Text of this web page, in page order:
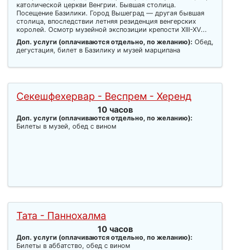
католической церкви Венгрии. Бывшая столица.
Посещение Базилики. Город Вышеград — другая бывшая
столица, впоследствии летняя резиденция венгерских
королей. Осмотр музейной экспозиции крепости XIII-XV...
Доп. услуги (оплачиваются отдельно, по желанию): Обед,
дегустация, билет в Базилику и музей марципана
Секешфехервар - Веспрем - Херенд
10 часов
Доп. услуги (оплачиваются отдельно, по желанию):
Билеты в музей, обед с вином
Тата - Паннохалма
10 часов
Доп. услуги (оплачиваются отдельно, по желанию):
Билеты в аббатство, обед с вином